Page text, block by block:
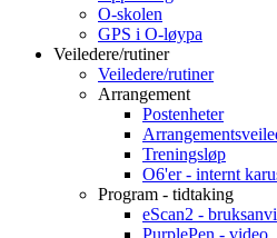
O-skolen
GPS i O-løypa
Veiledere/rutiner
Veiledere/rutiner
Arrangement
Postenheter
Treningsløp
O6'er - internt
Program - tidtaking
eScan2 -
PurplePen - video